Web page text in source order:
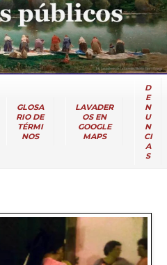
GLOSA
RIO DE
TÉRMI
NOS
LAVADER
OS EN
GOOGLE
MAPS
D
E
N
U
N
CI
A
S